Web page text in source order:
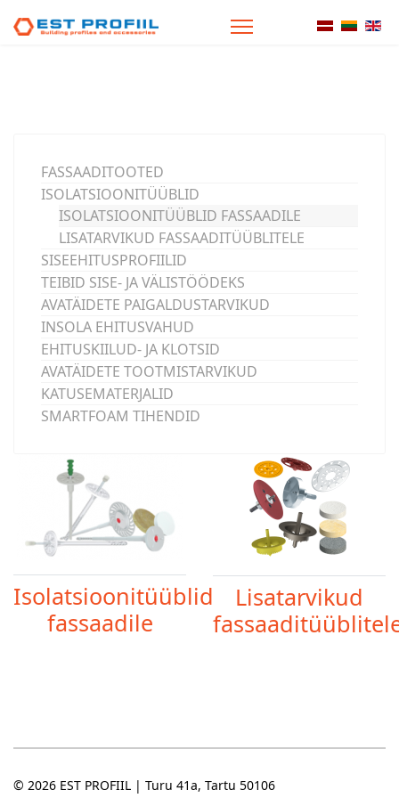
Vali keel
FASSAADITOOTED
ISOLATSIOONITÜÜBLID
ISOLATSIOONITÜÜBLID FASSAADILE
LISATARVIKUD FASSAADITÜÜBLITELE
SISEEHITUSPROFIILID
TEIBID SISE- JA VÄLISTÖÖDEKS
AVATÄIDETE PAIGALDUSTARVIKUD
INSOLA EHITUSVAHUD
EHITUSKIILUD- JA KLOTSID
AVATÄIDETE TOOTMISTARVIKUD
KATUSEMATERJALID
SMARTFOAM TIHENDID
Isolatsioonitüüblid
fassaadile
Lisatarvikud
© 2026 EST PROFIIL | Turu 41a, Tartu 50106